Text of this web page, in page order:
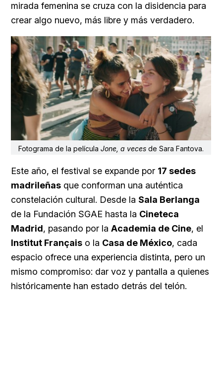
mirada femenina se cruza con la disidencia para
crear algo nuevo, más libre y más verdadero.
Fotograma de la película Jone, a veces de Sara Fantova.
Este año, el festival se expande por 17 sedes
madrileñas que conforman una auténtica
constelación cultural. Desde la Sala Berlanga
de la Fundación SGAE hasta la Cineteca
Madrid, pasando por la Academia de Cine, el
Institut Français o la Casa de México, cada
espacio ofrece una experiencia distinta, pero un
mismo compromiso: dar voz y pantalla a quienes
históricamente han estado detrás del telón.